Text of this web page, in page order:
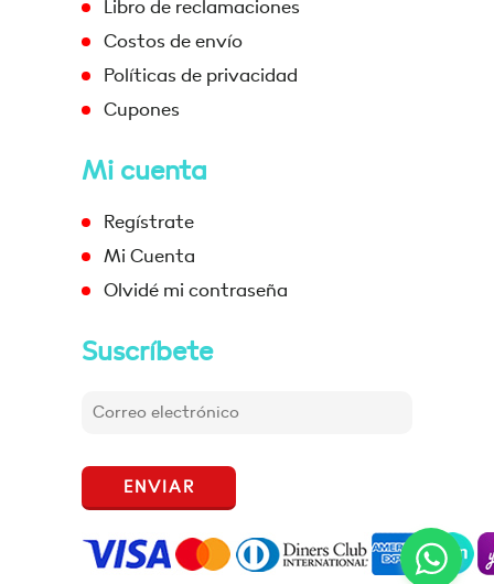
Libro de reclamaciones
Costos de envío
Políticas de privacidad
Cupones
Mi cuenta
Regístrate
Mi Cuenta
Olvidé mi contraseña
Suscríbete
ENVIAR